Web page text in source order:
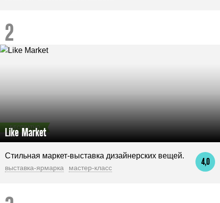
БЕСПЛАТНО
Like Market
4,0
Стильная маркет-выставка дизайнерских вещей.
выставка-ярмарка мастер-класс